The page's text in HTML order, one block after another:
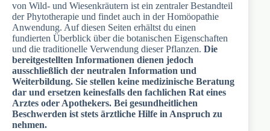
von Wild- und Wiesenkräutern ist ein zentraler Bestandteil
der Phytotherapie und findet auch in der Homöopathie
Anwendung. Auf diesen Seiten erhältst du einen
fundierten Überblick über die botanischen Eigenschaften
und die traditionelle Verwendung dieser Pflanzen. Die
bereitgestellten Informationen dienen jedoch
ausschließlich der neutralen Information und
Weiterbildung. Sie stellen keine medizinische Beratung
dar und ersetzen keinesfalls den fachlichen Rat eines
Arztes oder Apothekers. Bei gesundheitlichen
Beschwerden ist stets ärztliche Hilfe in Anspruch zu
nehmen.